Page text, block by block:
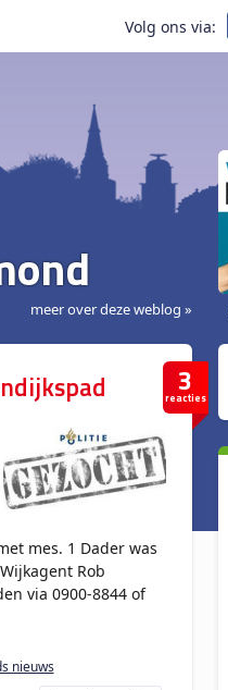
Volg ons via:
meer over deze weblog »
3
reacties
mes. 1 Dader was
Rob
via 0900-8844 of
nieuws